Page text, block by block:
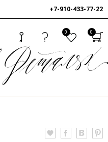
+7-910-433-77-22
0 0